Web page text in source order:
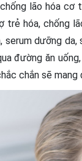
lão hóa cơ
trẻ hóa, chống
serum dưỡng
đường ăn
chắn sẽ